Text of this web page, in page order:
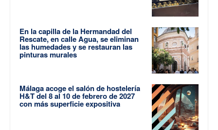
En la capilla de la Hermandad del
Rescate, en calle Agua, se eliminan
las humedades y se restauran las
pinturas murales
Málaga acoge el salón de hostelería
H&T del 8 al 10 de febrero de 2027
con más superficie expositiva